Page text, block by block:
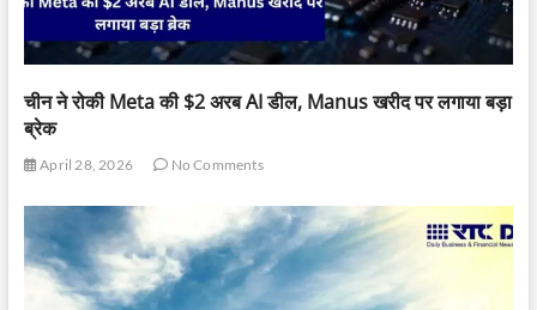
चीन ने रोकी Meta की $2 अरब AI डील, Manus खरीद पर लगाया बड़ा
ब्रेक
April 28, 2026 No Comments